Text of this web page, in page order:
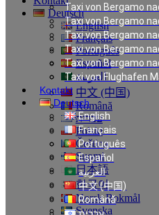
Taxi von Bergamo
Taxi von Bergamo
Taxi von Bergamo
Taxi von Bergamo
Taxi von Bergamo
Taxi von Flughafen
Kontakt
Deutsch
English
Français
Português
Español
العربية
中文 (中国)
Română
Deutsch
English
Français
Português
Español
العربية
中文 (中国)
Română
עברית
Polski
Čeština
Suomi
日本語
한국어
Norsk Bokmål
Svenska